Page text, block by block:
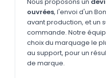
Verres & déjeuner
Technologie
Vêtements
Outils & porte-clés
ouvrées, l'envoi d'un
avant production, et un
commande. Notre
choix du marquage le
au support, pour un
de marque.